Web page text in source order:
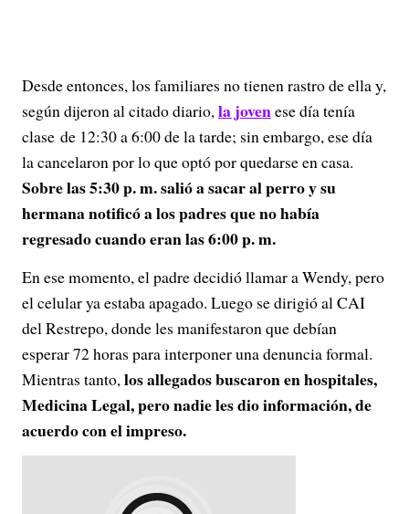
Desde entonces, los familiares no tienen rastro de ella y,
según dijeron al citado diario,la jovenese día tenía
clase de 12:30 a 6:00 de la tarde; sin embargo, ese día
la cancelaron por lo que optó por quedarse en casa.
Sobre las 5:30 p. m. salió a sacar al perro y su
hermana notificó a los padres que no había
regresado cuando eran las 6:00 p. m.
En ese momento, el padre decidió llamar a Wendy, pero
el celular ya estaba apagado. Luego se dirigió al CAI
del Restrepo, donde les manifestaron que debían
esperar 72 horas para interponer una denuncia formal.
Mientras tanto,los allegados buscaron en hospitales,
Medicina Legal, pero nadie les dio información, de
acuerdo con el impreso.